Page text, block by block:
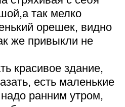
так мелко
орешек, видно
же привыкли не
красивое здание,
есть маленькие
надо ранним утром,